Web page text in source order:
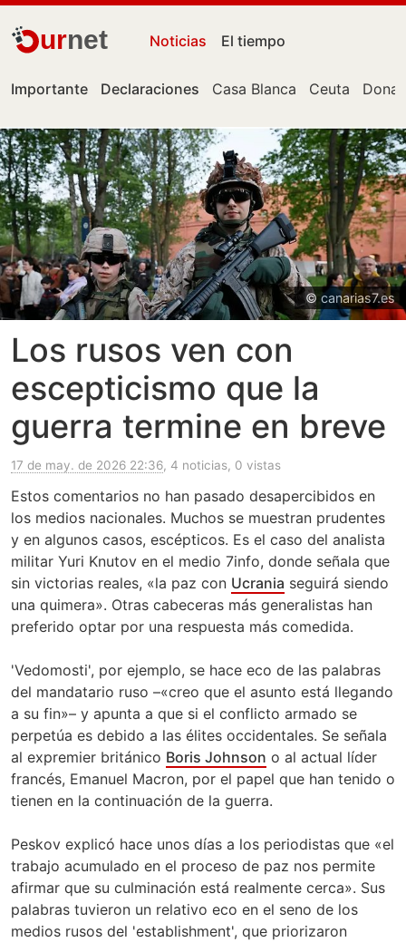
urnet Noticias El tiempo
Importante Declaraciones Casa Blanca Ceuta
© canarias7.es
Los rusos ven con
escepticismo que la
guerra termine en breve
17 de may. de 2026 22:36, 4 noticias, 0 vistas
Estos comentarios no han pasado desapercibidos en
los medios nacionales. Muchos se muestran prudentes
y en algunos casos, escépticos. Es el caso del analista
militar Yuri Knutov en el medio 7info, donde señala que
sin victorias reales, «la paz con Ucrania seguirá siendo
una quimera». Otras cabeceras más generalistas han
preferido optar por una respuesta más comedida.
'Vedomosti', por ejemplo, se hace eco de las palabras
del mandatario ruso –«creo que el asunto está llegando
a su fin»– y apunta a que si el conflicto armado se
perpetúa es debido a las élites occidentales. Se señala
al expremier británico Boris Johnson o al actual líder
francés, Emanuel Macron, por el papel que han tenido o
tienen en la continuación de la guerra.
Peskov explicó hace unos días a los periodistas que «el
trabajo acumulado en el proceso de paz nos permite
afirmar que su culminación está realmente cerca». Sus
palabras tuvieron un relativo eco en el seno de los
medios rusos del 'establishment', que priorizaron